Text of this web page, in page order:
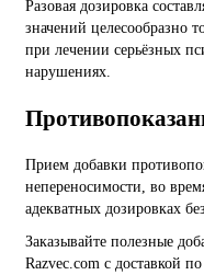
Разовая дозировка
значений целесообразно
при лечении серьёзных
нарушениях.
Прием добавки
непереносимости, во
адекватных дозировках
Заказывайте полезные
Razvec.com с доставкой